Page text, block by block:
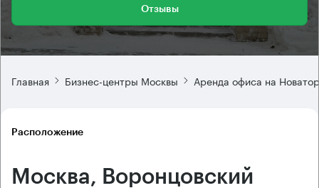
Отзывы
Главная Бизнес-центры Москвы Аренда офиса на
Расположение
Москва, Воронцовский